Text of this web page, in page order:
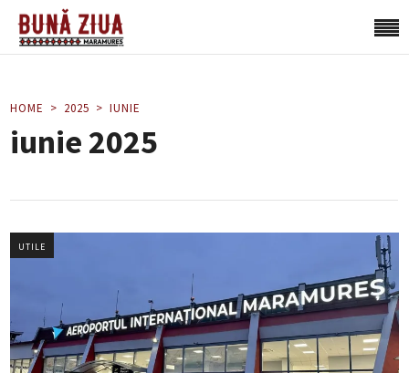
HOME 2025 IUNIE
iunie 2025
UTILE